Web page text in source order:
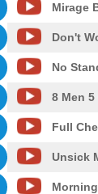
Mirage
Don't
No
8 Men 5
Full
Unsick